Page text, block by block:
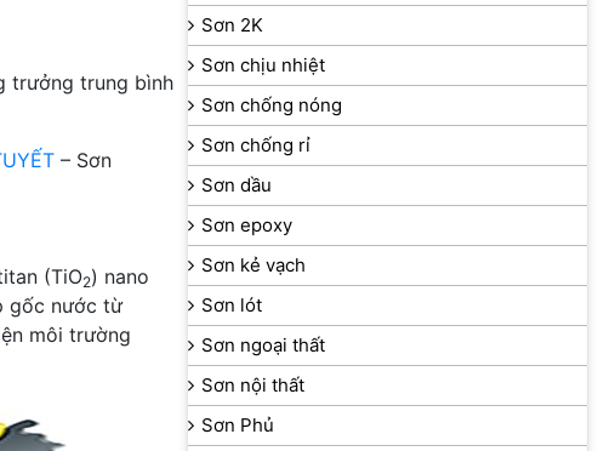
trưởng trung bình
– Sơn
(TiO2) nano
gốc nước từ
môi trường
Sơn 2K
Sơn chịu nhiệt
Sơn chống nóng
Sơn chống rỉ
Sơn dầu
Sơn epoxy
Sơn kẻ vạch
Sơn lót
Sơn ngoại thất
Sơn nội thất
Sơn Phủ